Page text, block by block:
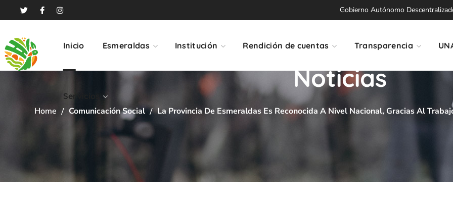
Gobierno Autónomo
Inicio Esmeraldas Institución Rendición de cuentas Transparencia
Servicios
Noticias
Home Comunicación Social La Provincia De Esmeraldas Es Reconocida A Nivel Nacional, Gracias Al